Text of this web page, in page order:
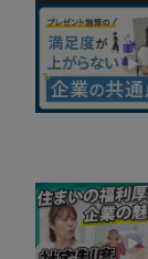
お気